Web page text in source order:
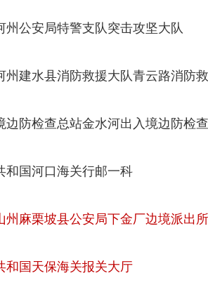
州公安局特警支队突击攻坚大队
州建水县消防救援大队青云路消防
边防检查总站金水河出入境边防检
和国河口海关行邮一科
州麻栗坡县公安局下金厂边境派出所
和国天保海关报关大厅